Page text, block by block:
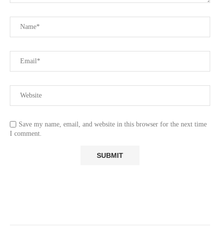
Save my name, email, and website in this browser for the next time
I comment.